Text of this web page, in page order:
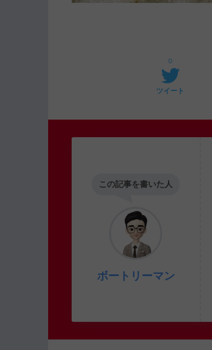
ツイート
0
この記事を書いた人
ボートリーマン